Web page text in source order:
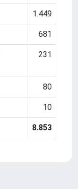
1.449
681
231
80
10
8.853